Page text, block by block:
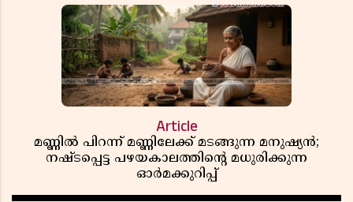
Article
മണ്ണിൽ പിറന്ന് മണ്ണിലേക്ക് മടങ്ങുന്ന മനുഷ്യൻ;
നഷ്ടപ്പെട്ട പഴയകാലത്തിൻ്റെ മധുരിക്കുന്ന
ഓർമക്കുറിപ്പ്